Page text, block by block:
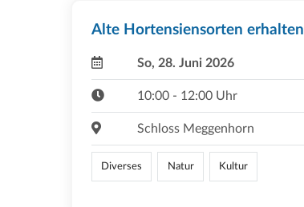
Alte Hortensiensorten erhalten
So, 28. Juni 2026
10:00 - 12:00 Uhr
Schloss Meggenhorn
Diverses Natur Kultur